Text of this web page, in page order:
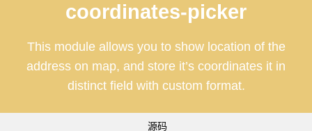
文档说明
友情服务
coordinates-picker
This module allows you to show location of the
address on map, and store it’s coordinates it in
distinct field with custom format.
源码